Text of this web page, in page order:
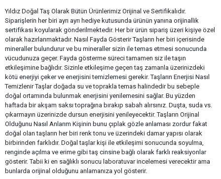
Yıldız Doğal Taş Olarak Bütün Ürünlerimiz Orijinal ve Sertifikalıdır.
Siparişlerin her biri ayrı ayrı hediye kutusunda ürünün yanına orijinallik
sertifikası koyularak gönderilmektedir. Her bir ürün sipariş üzeri kişiye özel
olarak hazırlanmaktadır. Nasıl Fayda Gösterir Taşların her biri içerisinde
mineraller bulundurur ve bu mineraller sizin ile temas etmesi sonucunda
vücudunuza geçer. Fayda gösterme süreci tamamen siz ile taşın
etkileşimine bağlıdır. Sizinle etkileşime geçen taş zamanla üzerinizdeki
kötü enerjiyi çeker ve enerjisini temizlemesi gerekir. Taşların Enerjisi Nasıl
Temizlenir Taşlar doğada su ve toprakla temas halindedir bu sebeple
doğal ortamında bulunmak enerjisini yenilemesini sağlar. Bu yüzden
haftada bir akşam saksı toprağına bırakıp sabah alırsınız. Duşta, suda vs.
çıkarmayın üzerinizde dursun enerjisini yenileyecektir. Taşların Orijinal
Olduğunu Nasıl Anlarım Kişinin bunu çıplak gözle anlaması zordur fakat
doğal olan taşların her biri renk tonu ve üzerindeki damar yapısı olarak
birbirinden farklıdır. Doğal taşlar kişi ile etkileşimi sonucunda soyulma,
renginde açılma ve erime gibi taş cinsine bağlı olarak farklı reaksiyonlar
gösterir. Tabii ki en sağlıklı sonucu laboratuvar incelemesi verecektir ama
bunlarda orijinal olduğunu anlamanıza yol gösterir.